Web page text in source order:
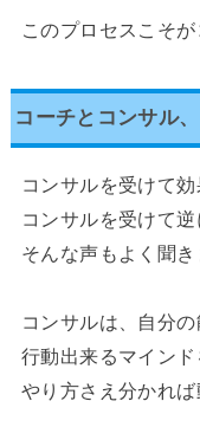
このプロセスこそが
コーチとコンサル
コンサルを受けて効
コンサルを受けて逆
そんな声もよく聞き
コンサルは、自分
行動出来るマイン
やり方さえ分かれば